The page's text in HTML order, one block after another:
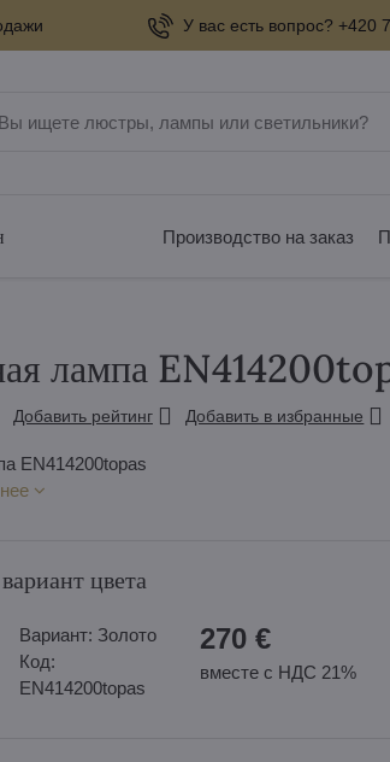
У вас есть вопрос?
Производство на заказ
лампа
Добавить рейтинг Добавить в избранные
EN414200topas
цвета
Вариант: Золотo
Код:
EN414200topas
270 €
вместе с НДС 21%